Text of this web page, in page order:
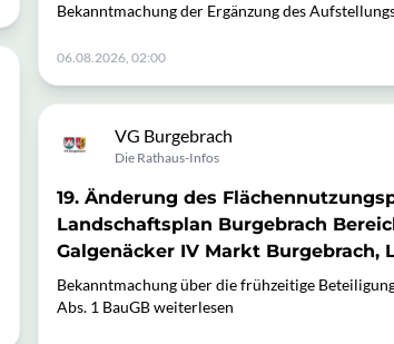
Bekanntmachung der Ergänzung des
06.08.2026, 02:00
VG Burgebrach
Die Rathaus-Infos
19. Änderung des
Landschaftsplan Burgebrach
Galgenäcker IV Markt Burgebrach,
Bekanntmachung über die frühzeitige
Abs. 1 BauGB weiterlesen